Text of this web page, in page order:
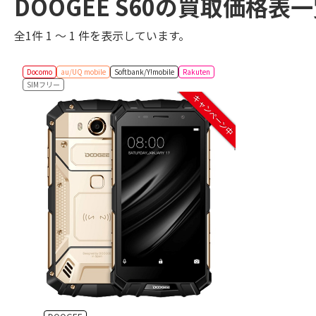
全1件 1 ～ 1 件を表示しています。
Docomo au/UQ mobile Softbank/Y!mobile
Rakuten
SIMフリー
キャンペーン中